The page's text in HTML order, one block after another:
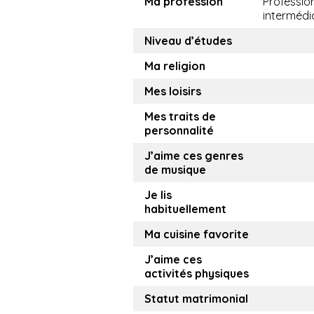
Niveau d’études
Ma religion
Mes loisirs
Mes traits de
personnalité
J’aime ces genres
de musique
Je lis
habituellement
Ma cuisine favorite
J’aime ces
activités physiques
Statut matrimonial